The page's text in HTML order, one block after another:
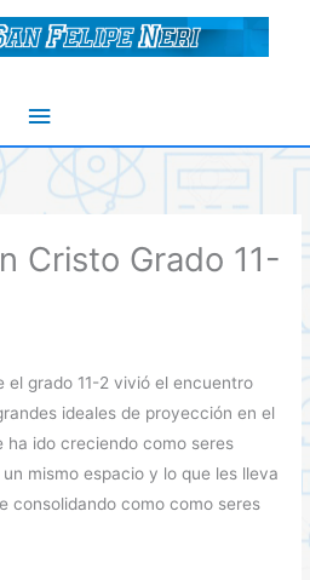
Menú
principal
Cristo Grado 11-
el grado 11-2 vivió el encuentro
ideales de proyección en el
ido creciendo como seres
mismo espacio y lo que les lleva
como como seres